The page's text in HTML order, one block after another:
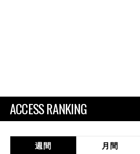
ACCESS RANKING
週間 月間